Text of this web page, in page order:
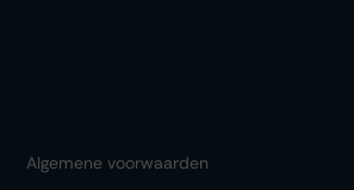
Algemene voorwaarden